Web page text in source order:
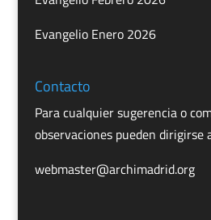
Evangelio Enero 2026
Contacto
Para cualquier sugerencia o
observaciones pueden dirigirse
webmaster@archimadrid.org